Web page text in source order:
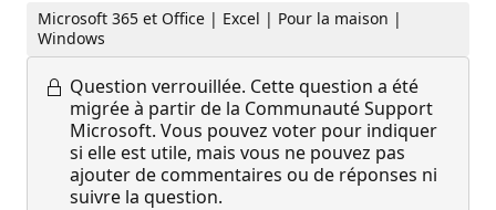
Microsoft 365 et Office | Excel | Pour la maison |
Windows
Question verrouillée. Cette question a été
migrée à partir de la Communauté Support
Microsoft. Vous pouvez voter pour indiquer
si elle est utile, mais vous ne pouvez pas
ajouter de commentaires ou de réponses ni
suivre la question.